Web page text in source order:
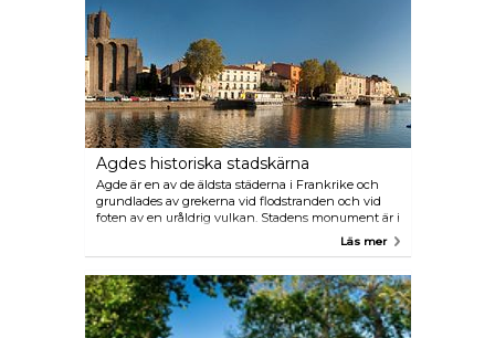
tradition men organiserar även moderna
framställningar och kulturella festivaler som
organiseras under hela året.
Agdes historiska stadskärna
Agde är en av de äldsta städerna i Frankrike och
grundlades av grekerna vid flodstranden och vid
foten av en uråldrig vulkan. Stadens monument är i
renässanspalatsen, gränderna, iskälla,trapporna och
eller på tidsbeställning för att upptäcka forntida
eller senare arv.
Läs mer